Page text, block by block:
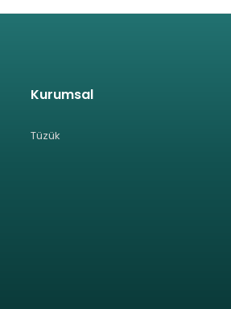
Kurumsal
Tüzük